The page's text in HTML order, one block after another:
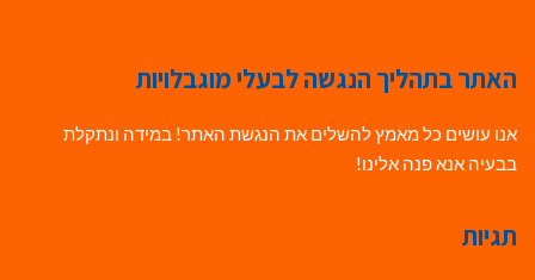
האתר בתהליך הנגשה לבעלי מוגבלויות
אנו עושים כל מאמץ להשלים את הנגשת האתר! במידה ונתקלת
בבעיה אנא פנה אלינו!
תגיות